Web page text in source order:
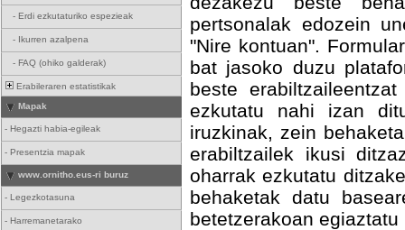
- Erdi ezkutaturiko espezieak
- Ikurren azalpena
- FAQ (ohiko galderak)
Erabileraren estatistikak
Mapak
- Hegazti habia-egileak
- Presentzia mapak
www.ornitho.eus-ri buruz
- Legezkotasuna
- Harremanetarako
pertsonalak edozein
"Nire kontuan".
bat jasoko duzu
beste
ezkutatu nahi izan
iruzkinak, zein
erabiltzailek ikusi
oharrak ezkutatu
behaketak datu
betetzerakoan